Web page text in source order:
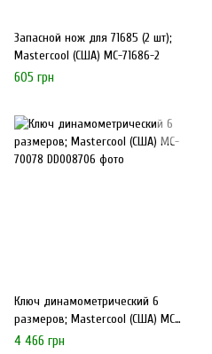
Запасной нож для 71685 (2 шт);
Mastercool (США) MC-71686-2
605 грн
Ключ динамометрический 6
размеров; Mastercool (США) MC-
70078
4 466 грн